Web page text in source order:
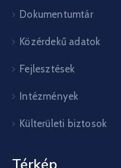
Dokumentumtár
Közérdekű adatok
Fejlesztések
Intézmények
Külterületi biztosok
Térkép